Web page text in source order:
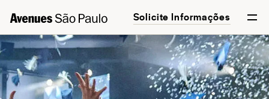
Solicite Informações
English
Português